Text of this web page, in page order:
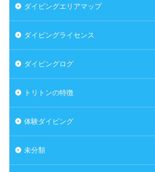
ダイビングエリアマップ
ダイビングライセンス
ダイビングログ
トリトンの特徴
体験ダイビング
未分類